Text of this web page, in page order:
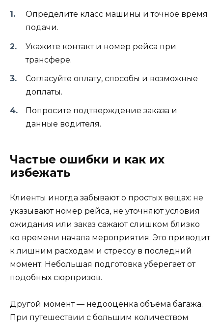
Определите класс машины и точное время
подачи.
Укажите контакт и номер рейса при
трансфере.
Согласуйте оплату, способы и возможные
доплаты.
Попросите подтверждение заказа и
данные водителя.
Частые ошибки и как их
избежать
Клиенты иногда забывают о простых вещах: не
указывают номер рейса, не уточняют условия
ожидания или заказ сажают слишком близко
ко времени начала мероприятия. Это приводит
к лишним расходам и стрессу в последний
момент. Небольшая подготовка уберегает от
подобных сюрпризов.
Другой момент — недооценка объёма багажа.
При путешествии с большим количеством